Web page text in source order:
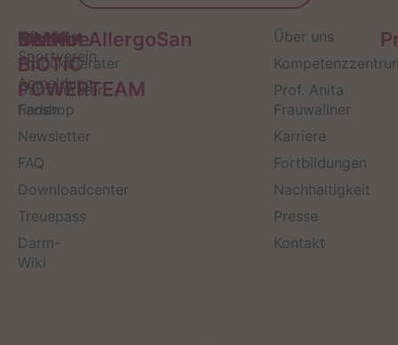
Service
Kontakt
Produktberater
Darmberater
finden
Newsletter
FAQ
Downloadcenter
Treuepass
Darm-
Wiki
OMNi-
BiOTiC
POWERTEAM
Infos zum
Sportverein
Anmeldung
Fanshop
Institut AllergoSan
Über uns
Prof. Anita
Frauwallner
Karriere
Fortbildungen
Nachhaltigkeit
Presse
Kontakt